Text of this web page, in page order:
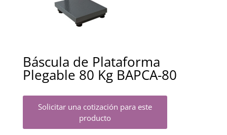
Báscula de Plataforma
Plegable 80 Kg BAPCA-80
Solicitar una cotización para este
producto